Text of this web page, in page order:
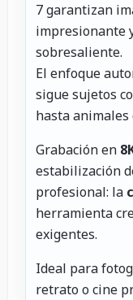
7 garantizan
impresionante
sobresaliente.
El enfoque
sigue sujetos
hasta animales
Grabación en
estabilización
profesional: la
herramienta
exigentes.
Ideal para
retrato o cine